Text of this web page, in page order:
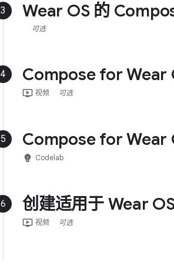
3 Wear OS 的
可选
4 Compose for Wear
ondemand_video 视频 可选
5 Compose for Wear
emoji_objects Codelab
6 创建适用于 Wear
ondemand_video 视频 可选